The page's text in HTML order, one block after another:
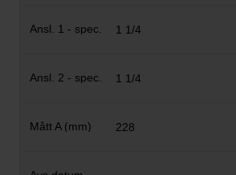
1 1/4
1 1/4
228